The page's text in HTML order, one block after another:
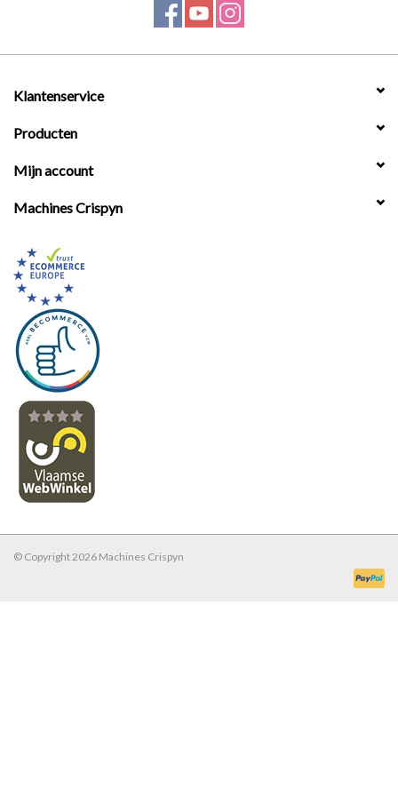
Machines |
Cadeaubonnen &
Relatiegeschenken |
Onderdelen |
Oliën & Smeermiddelen |
TIPS & KENNIS
Klantenservice
Producten
Mijn account
Machines Crispyn
© Copyright 2026 Machines Crispyn